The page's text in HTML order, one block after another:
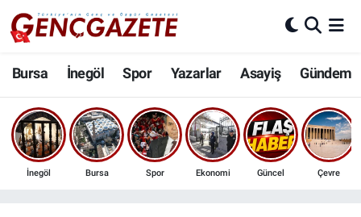
Bursa İnegöl Spor Yazarlar Asayiş Gündem
İnegöl Bursa Spor Ekonomi Güncel Çevre
Bursa
İnegöl
3.SAYFA
Nöbetçi Eczaneler
Hava Durumu
Trafik Durumu